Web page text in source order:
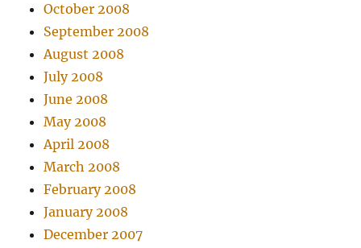
October 2008
September 2008
August 2008
July 2008
June 2008
May 2008
April 2008
March 2008
February 2008
January 2008
December 2007